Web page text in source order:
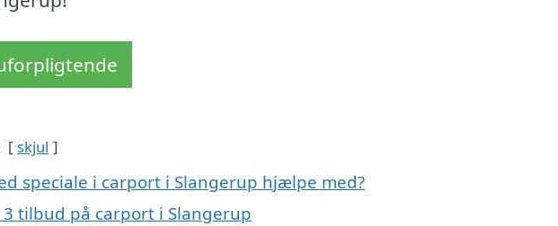
skjul
speciale i carport i Slangerup hjælpe med?
tilbud på carport i Slangerup